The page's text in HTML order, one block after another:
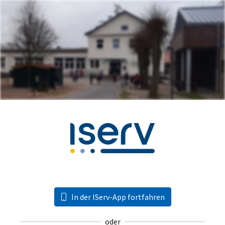
In der IServ-App fortfahren
oder